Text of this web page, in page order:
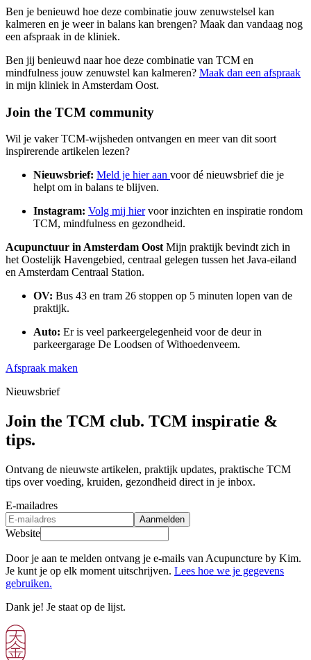
Ben je benieuwd hoe deze combinatie jouw zenuwstelsel kan
kalmeren en je weer in balans kan brengen? Maak dan vandaag nog
een afspraak in de kliniek.
Ben jij benieuwd naar hoe deze combinatie van TCM en
mindfulness jouw zenuwstel kan kalmeren? Maak dan een afspraak
in mijn kliniek in Amsterdam Oost.
Join the TCM community
Wil je vaker TCM-wijsheden ontvangen en meer van dit soort
inspirerende artikelen lezen?
Nieuwsbrief: Meld je hier aan voor dé nieuwsbrief die je
helpt om in balans te blijven.
Instagram: Volg mij hiervoor inzichten en inspiratie rondom
TCM, mindfulness en gezondheid.
Acupunctuur in Amsterdam OostMijn praktijk bevindt zich in
het Oostelijk Havengebied, centraal gelegen tussen het Java-eiland
en Amsterdam Centraal Station.
OV: Bus 43 en tram 26 stoppen op 5 minuten lopen van de
praktijk.
Auto: Er is veel parkeergelegenheid voor de deur in
parkeergarage De Loodsen of Withoedenveem.
Afspraak maken
Nieuwsbrief
Join the TCM club. TCM inspiratie &
tips.
Ontvang de nieuwste artikelen, praktijk updates, praktische TCM
tips over voeding, kruiden, gezondheid direct in je inbox.
E-mailadres
Aanmelden
Website
Door je aan te melden ontvang je e-mails van Acupuncture by Kim.
Je kunt je op elk moment uitschrijven. Lees hoe we je gegevens
gebruiken.
Dank je! Je staat op de lijst.